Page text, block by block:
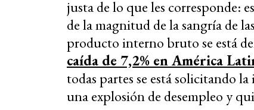
justa de lo que les corresponde:
de la magnitud de la sangría de
producto interno bruto se está
caída de 7,2% en América
todas partes se está solicitando
una explosión de desempleo y